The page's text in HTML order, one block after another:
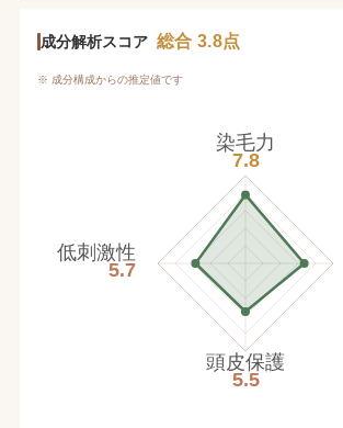
成分解析スコア 総合 3.8点
※ 成分構成からの推定値です
染毛力
7.8
頭皮保護
5.5
低刺激性
5.7